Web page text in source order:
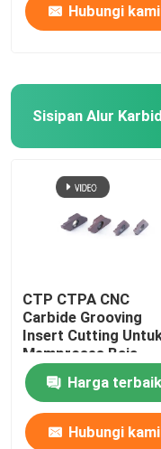
Hubungi kami
Sisipan Alur
CTP CTPA CNC
Carbide Grooving
Insert Cutting
Memproses Baja
Bagian Kecil
Harga terbaik
Hubungi kami